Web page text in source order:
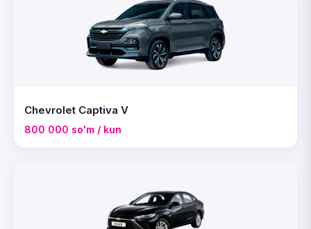
Chevrolet Captiva V
800 000 so'm / kun